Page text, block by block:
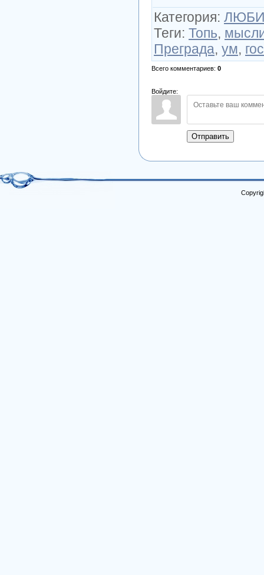
Категория:
Теги: Топь,
Преграда, ум,
Всего комментариев: 0
Войдите:
Отправить